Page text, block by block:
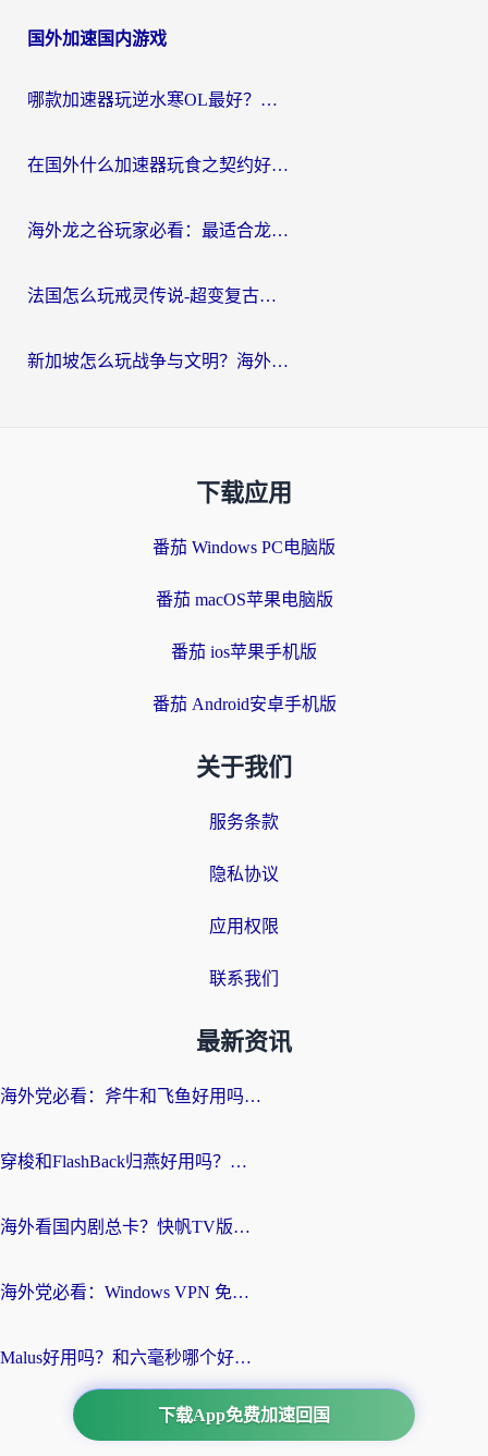
国外加速国内游戏
哪款加速器玩逆水寒OL最好？海外党实测后的终极选择指南
在国外什么加速器玩食之契约好用？海外党亲测有效的国服游戏加速指南
海外龙之谷玩家必看：最适合龙之谷的加速器，解决延迟卡顿还能畅玩幻书启示录和梦幻西游？
法国怎么玩戒灵传说-超变复古传奇？海外玩家国服游戏加速终极指南
新加坡怎么玩战争与文明？海外党国服游戏加速器终极避坑指南
下载应用
番茄 Windows PC电脑版
番茄 macOS苹果电脑版
番茄 ios苹果手机版
番茄 Android安卓手机版
关于我们
服务条款
隐私协议
应用权限
联系我们
最新资讯
海外党必看：斧牛和飞鱼好用吗？3步选对回国加速器，无缝刷剧玩国服
穿梭和FlashBack归燕好用吗？海外党亲测3款热门回国加速器，教你选对不踩坑
海外看国内剧总卡？快帆TV版VPN好用吗？和快滚VPN对比哪个回国效果更好？
海外党必看：Windows VPN 免费？别踩坑！教你选对好用的国内加速器无缝回国
Malus好用吗？和六毫秒哪个好？海外党选回国加速器的避坑指南
下载App免费加速回国